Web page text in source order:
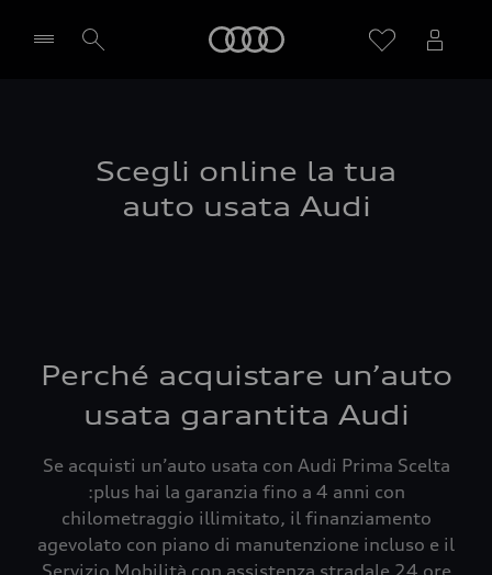
Scegli online la tua
auto usata Audi
Perché acquistare un’auto
usata garantita Audi
Se acquisti un’auto usata con Audi Prima Scelta
:plus hai la garanzia fino a 4 anni con
chilometraggio illimitato, il finanziamento
agevolato con piano di manutenzione incluso e il
Servizio Mobilità con assistenza stradale 24 ore